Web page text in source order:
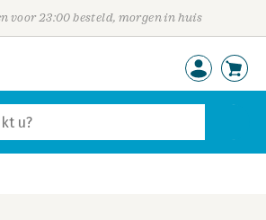
voor 23:00 besteld, morgen in huis